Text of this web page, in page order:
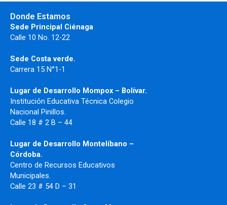
Donde Estamos
Sede Principal Ciénaga
Calle 10 No. 12-22
Sede Costa verde.
Carrera 15 N°1-1
Lugar de Desarrollo Mompox – Bolívar.
Institución Educativa Técnica Colegio
Nacional Pinillos.
Calle 18 # 2 B – 44
Lugar de Desarrollo Montelíbano –
Córdoba.
Centro de Recursos Educativos
Municipales.
Calle 23 # 54 D – 31